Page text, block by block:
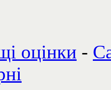
оцінки -